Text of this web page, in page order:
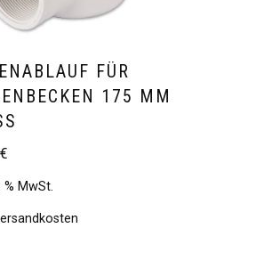
FÜR
175 MM
€
% MwSt.